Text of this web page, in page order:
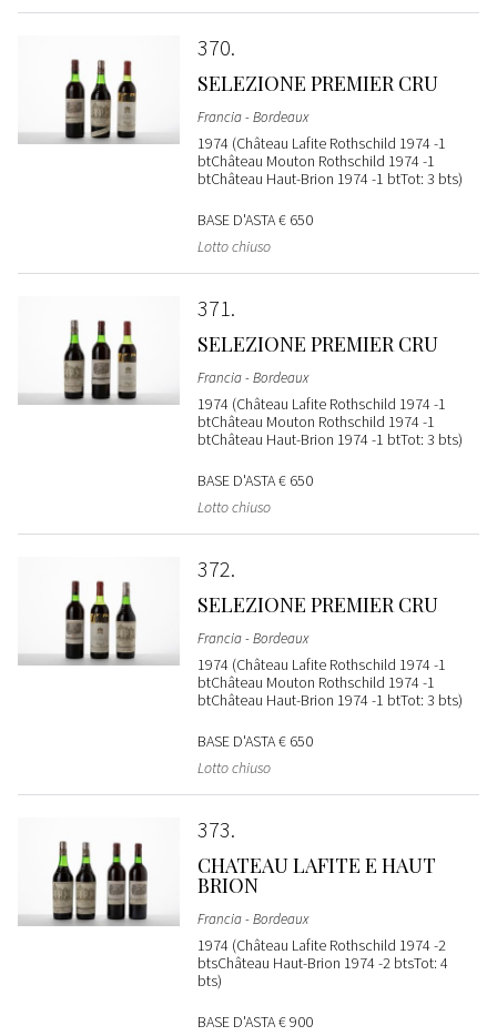
370
SELEZIONE PREMIER CRU
Francia - Bordeaux
1974 (Château Lafite Rothschild 1974 -1
btChâteau Mouton Rothschild 1974 -1
btChâteau Haut-Brion 1974 -1 btTot: 3 bts)
BASE D'ASTA€ 650
Lotto chiuso
371
SELEZIONE PREMIER CRU
Francia - Bordeaux
1974 (Château Lafite Rothschild 1974 -1
btChâteau Mouton Rothschild 1974 -1
btChâteau Haut-Brion 1974 -1 btTot: 3 bts)
BASE D'ASTA€ 650
Lotto chiuso
372
SELEZIONE PREMIER CRU
Francia - Bordeaux
1974 (Château Lafite Rothschild 1974 -1
btChâteau Mouton Rothschild 1974 -1
btChâteau Haut-Brion 1974 -1 btTot: 3 bts)
BASE D'ASTA€ 650
Lotto chiuso
373
CHATEAU LAFITE E HAUT
BRION
Francia - Bordeaux
1974 (Château Lafite Rothschild 1974 -2
btsChâteau Haut-Brion 1974 -2 btsTot: 4
bts)
BASE D'ASTA€ 900